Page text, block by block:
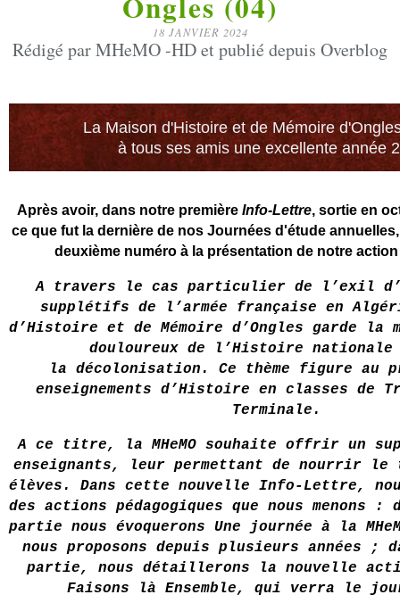
18 JANVIER 2024
Rédigé par MHeMO -HD et publié depuis Overblog
La Maison d'Histoire et de Mémoire
à tous ses amis une excellente année
Après avoir, dans notre première Info-Lettre, sortie en
ce que fut la dernière de nos Journées d'étude
deuxième numéro à la présentation de notre
A travers le cas particulier de l’exil
supplétifs de l’armée française en
d’Histoire et de Mémoire d’Ongles garde la
douloureux de l’Histoire
la décolonisation. Ce
thème figure au
enseignements d’Histoire en classes de
Terminale.
A ce titre, la MHeMO souhaite offrir un
enseignants, leur permettant de nourrir
élèves. Dans cette nouvelle Info-Lettre,
des actions pédagogiques que nous menons :
partie nous évoquerons Une journée à la
nous proposons depuis plusieurs années ;
partie, nous détaillerons la nouvelle
Faisons là Ensemble,
qui verra le